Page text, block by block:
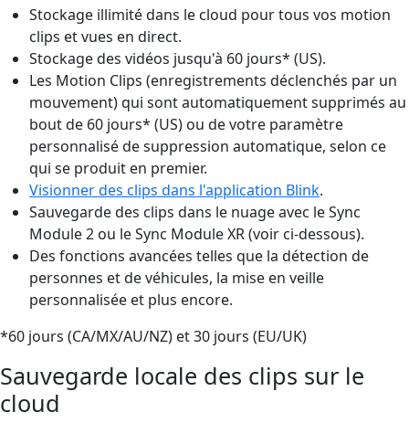
Stockage illimité dans le cloud pour tous vos motion
clips et vues en direct.
Stockage des vidéos jusqu'à 60 jours* (US).
Les Motion Clips (enregistrements déclenchés par un
mouvement) qui sont automatiquement supprimés au
bout de 60 jours* (US) ou de votre paramètre
personnalisé de suppression automatique, selon ce
qui se produit en premier.
Visionner des clips dans l'application Blink.
Sauvegarde des clips dans le nuage avec le Sync
Module 2 ou le Sync Module XR (voir ci-dessous).
Des fonctions avancées telles que la détection de
personnes et de véhicules, la mise en veille
personnalisée et plus encore.
*60 jours (CA/MX/AU/NZ) et 30 jours (EU/UK)
Sauvegarde locale des clips sur le
cloud